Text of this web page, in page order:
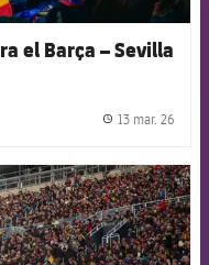
el Barça – Sevilla
13 mar. 26
badge